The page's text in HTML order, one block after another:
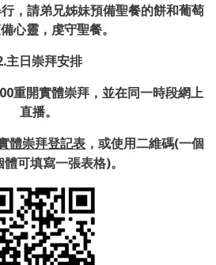
，請弟兄姊妹預備聖餐的餅和葡萄
心靈，虔守聖餐。
主日崇拜安排
重開實體崇拜，並在同一時段網上
直播。
體崇拜登記表 ，或使用二維碼(一個
可填寫一張表格)。